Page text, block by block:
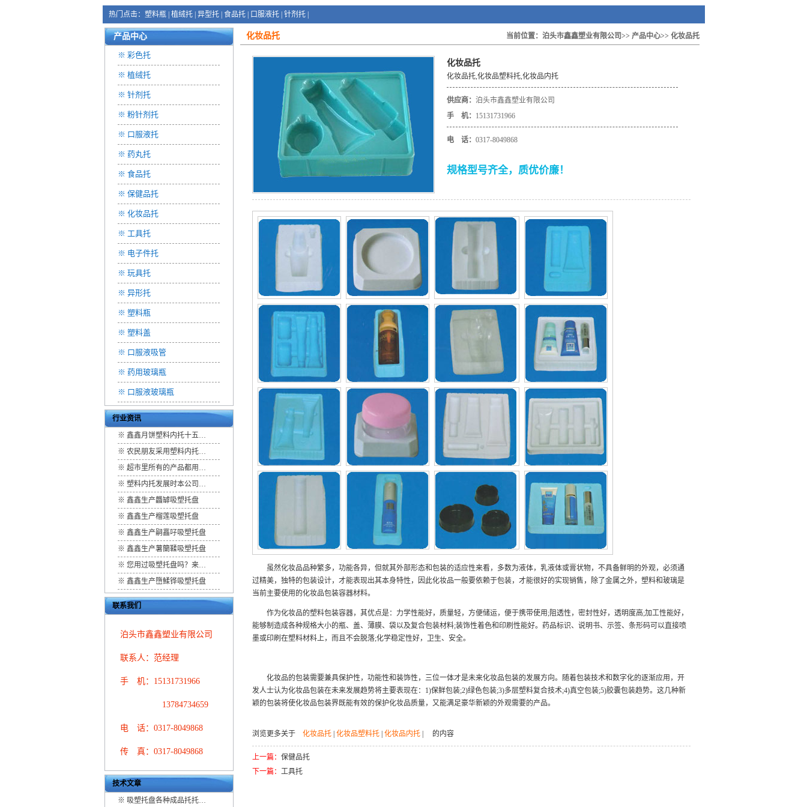
热门点击： 塑料瓶| 植绒托| 异型托| 食品托| 口服液托| 针剂托|
产品中心
※ 彩色托
※ 植绒托
※ 针剂托
※ 粉针剂托
※ 口服液托
※ 药丸托
※ 食品托
※ 保健品托
※ 化妆品托
※ 工具托
※ 电子件托
※ 玩具托
※ 异形托
※ 塑料瓶
※ 塑料盖
※ 口服液吸管
※ 药用玻璃瓶
※ 口服液玻璃瓶
行业资讯
※ 鑫鑫月饼塑料内托十五…
※ 农民朋友采用塑料内托…
※ 超市里所有的产品都用…
※ 塑料内托发展时本公司…
※ 鑫鑫生产龘罅吸塑托盘
※ 鑫鑫生产榴莲吸塑托盘
※ 鑫鑫生产嗣靐吇吸塑托盘
※ 鑫鑫生产薯籣鞣吸塑托盘
※ 您用过吸塑托盘吗？来…
※ 鑫鑫生产嶞鰇铧吸塑托盘
联系我们
泊头市鑫鑫塑业有限公司
联系人：范经理
手 机：15131731966
13784734659
电 话：0317-8049868
传 真：0317-8049868
技术文章
※ 吸塑托盘各种成品托托…
当前位置： 泊头市鑫鑫塑业有限公司>> 产品中心>> 化妆品托
化妆品托
化妆品托
化妆品托,化妆品塑料托,化妆品内托
供应商： 泊头市鑫鑫塑业有限公司
手 机： 15131731966
电 话： 0317-8049868
规格型号齐全，质优价廉！
虽然化妆品品种繁多，功能各异，但就其外部形态和包装的适应性来看，多数为液体，乳液体或膏状物，不具备鲜明的外观，必须通
过精美，独特的包装设计，才能表现出其本身特性，因此化妆品一般要依赖于包装，才能很好的实现销售，除了金属之外，塑料和玻璃是
当前主要使用的化妆品包装容器材料。
作为化妆品的塑料包装容器，其优点是：力学性能好，质量轻，方便储运，便于携带使用;阻透性，密封性好，透明度高;加工性能好，
能够制造成各种规格大小的瓶、盖、薄膜、袋以及复合包装材料;装饰性着色和印刷性能好。药品标识、说明书、示签、条形码可以直接喷
墨或印刷在塑料材料上，而且不会脱落;化学稳定性好，卫生、安全。
化妆品的包装需要兼具保护性，功能性和装饰性，三位一体才是未来化妆品包装的发展方向。随着包装技术和数字化的逐渐应用，开
发人士认为化妆品包装在未来发展趋势将主要表现在：1)保鲜包装;2)绿色包装;3)多层塑料复合技术;4)真空包装;5)胶囊包装趋势。这几种新
颖的包装将使化妆品包装界既能有效的保护化妆品质量，又能满足豪华新颖的外观需要的产品。
浏览更多关于 化妆品托| 化妆品塑料托| 化妆品内托| 的内容
上一篇： 保健品托
下一篇： 工具托